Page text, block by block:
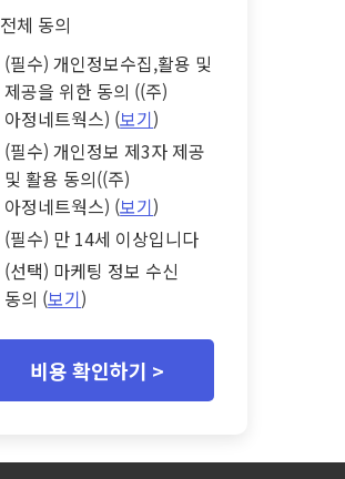
전체 동의
(필수) 개인정보수집,활용 및
제공을 위한 동의 ((주)
아정네트웍스) (보기)
(필수) 개인정보 제3자 제공
및 활용 동의((주)
아정네트웍스) (보기)
(필수) 만 14세 이상입니다
(선택) 마케팅 정보 수신
동의 (보기)
비용 확인하기 >